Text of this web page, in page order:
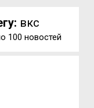
вкс
100 новостей